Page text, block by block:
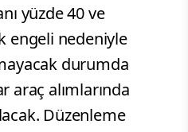
yüzde 40 ve
engeli nedeniyle
durumda
araç alımlarında
Düzenleme